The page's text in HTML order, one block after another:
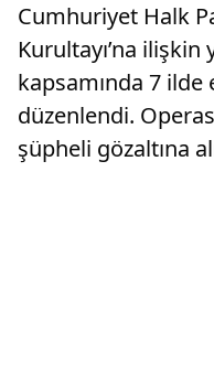
Cumhuriyet Halk
Kurultayı’na
kapsamında 7 ilde
düzenlendi.
şüpheli gözaltına